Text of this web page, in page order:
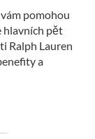
pomohou
hlavních pět
Ralph Lauren
a